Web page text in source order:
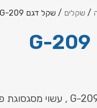
/ שקלים / שקל דגם G-209